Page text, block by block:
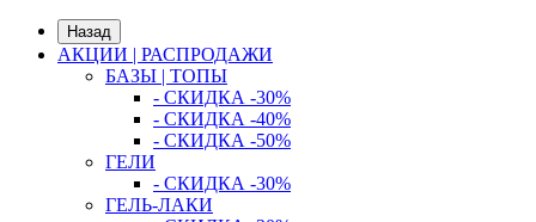
Назад
АКЦИИ | РАСПРОДАЖИ
БАЗЫ | ТОПЫ
- СКИДКА -30%
- СКИДКА -40%
- СКИДКА -50%
ГЕЛИ
- СКИДКА -30%
ГЕЛЬ-ЛАКИ